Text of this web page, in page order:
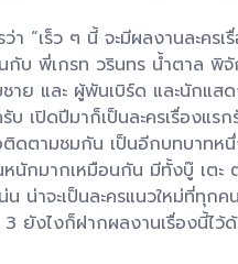
า “เร็ว ๆ นี้ จะมีผลงานละครเ
นกับ พี่เกรท วรินทร น้ำตาล
าย และ ผู้พันเบิร์ด และนักแส
เปิดปีมาก็เป็นละครเรื่องแรก
ดตามชมกัน เป็นอีกบทบาทห
หนักมากเหมือนกัน มีทั้งบู๊ เตะ
น่าจะเป็นละครแนวใหม่ที่ทุกค
ยังไงก็ฝากผลงานเรื่องนี้ไว้